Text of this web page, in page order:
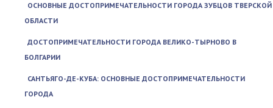
ОСНОВНЫЕ ДОСТОПРИМЕЧАТЕЛЬНОСТИ ГОРОДА ЗУБЦОВ ТВЕРСКОЙ
ОБЛАСТИ
ДОСТОПРИМЕЧАТЕЛЬНОСТИ ГОРОДА ВЕЛИКО-ТЫРНОВО В
БОЛГАРИИ
САНТЬЯГО-ДЕ-КУБА: ОСНОВНЫЕ ДОСТОПРИМЕЧАТЕЛЬНОСТИ
ГОРОДА